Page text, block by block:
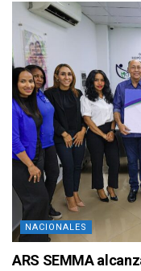
NACIONALES
ARS SEMMA